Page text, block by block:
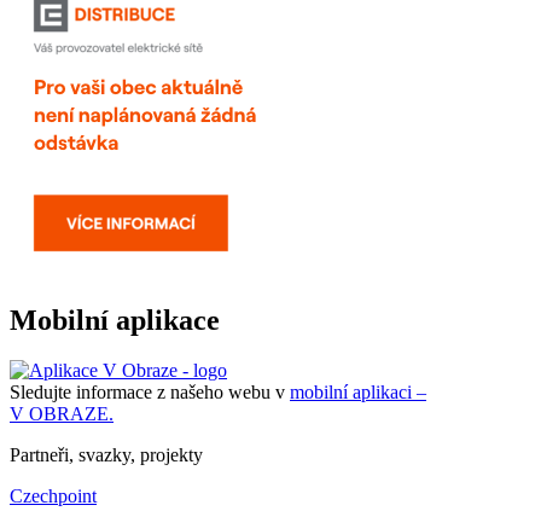
Mobilní aplikace
Sledujte informace z našeho webu v mobilní aplikaci –
V OBRAZE.
Partneři, svazky, projekty
Czechpoint